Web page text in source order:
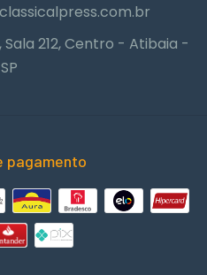
Sala 212, Centro - Atibaia -
SP
pagamento